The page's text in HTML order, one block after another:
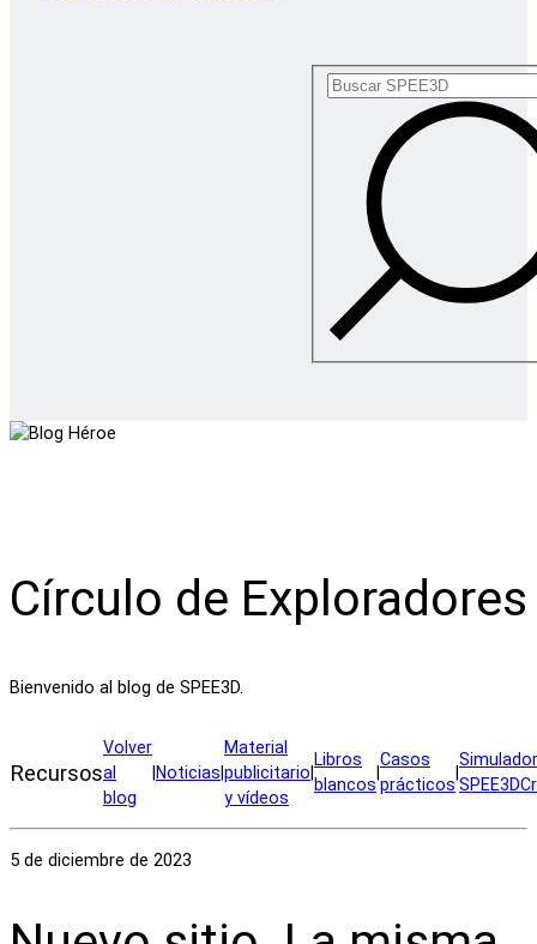
Círculo de Exploradores
Bienvenido al blog de SPEE3D.
Recursos
Volver
al
blog
Noticias
Material
publicitario
y vídeos
Libros
blancos
Casos
prácticos
Simulador
5 de diciembre de 2023